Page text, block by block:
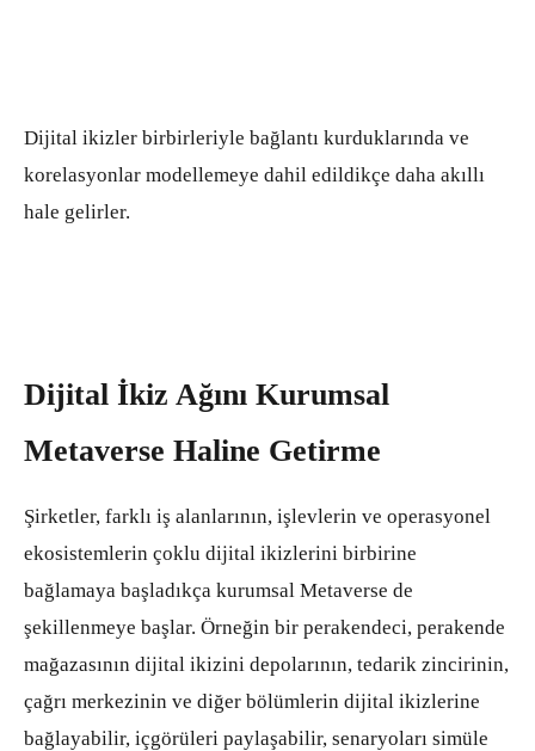
Dijital ikizler birbirleriyle bağlantı kurduklarında ve
korelasyonlar modellemeye dahil edildikçe daha akıllı
hale gelirler.
Dijital İkiz Ağını Kurumsal
Metaverse Haline Getirme
Şirketler, farklı iş alanlarının, işlevlerin ve operasyonel
ekosistemlerin çoklu dijital ikizlerini birbirine
bağlamaya başladıkça kurumsal Metaverse de
şekillenmeye başlar. Örneğin bir perakendeci, perakende
mağazasının dijital ikizini depolarının, tedarik zincirinin,
çağrı merkezinin ve diğer bölümlerin dijital ikizlerine
bağlayabilir, içgörüleri paylaşabilir, senaryoları simüle